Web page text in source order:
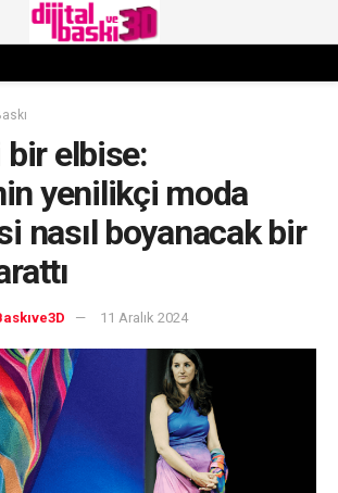
elbise:
yenilikçi moda
nasıl boyanacak bir
11 Aralık 2024